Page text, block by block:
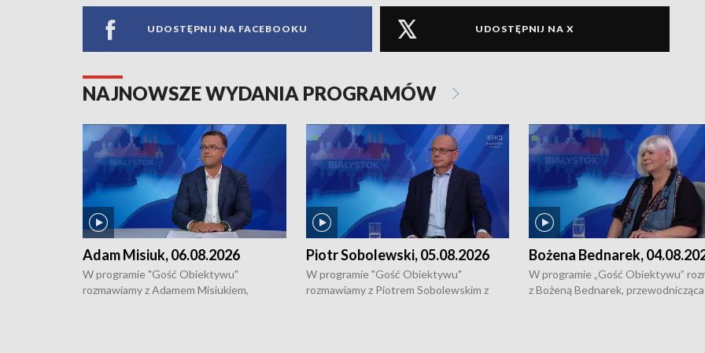
UDOSTĘPNIJ NA FACEBOOKU UDOSTĘPNIJ NA X
NAJNOWSZE WYDANIA PROGRAMÓW
Adam Misiuk, 06.08.2026
W programie "Gość Obiektywu"
rozmawiamy z Adamem Misiukiem,
Piotr Sobolewski, 05.08.2026
W programie "Gość Obiektywu"
rozmawiamy z Piotrem Sobolewskim z
Bożena Bednarek,
W programie „Gość Obiektywu”
z Bożeną Bednarek, przewodnicząca